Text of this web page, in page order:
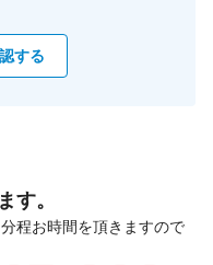
する
す。
程お時間を頂きますので